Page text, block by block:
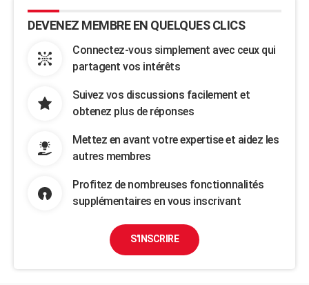
DEVENEZ MEMBRE EN QUELQUES CLICS
Connectez-vous simplement avec ceux qui
partagent vos intérêts
Suivez vos discussions facilement et
obtenez plus de réponses
Mettez en avant votre expertise et aidez les
autres membres
Profitez de nombreuses fonctionnalités
supplémentaires en vous inscrivant
S'INSCRIRE